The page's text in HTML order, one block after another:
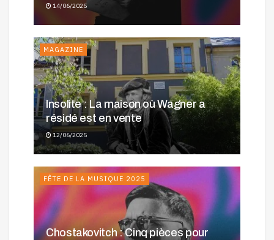
14/06/2025
MAGAZINE
Insolite : La maison où Wagner a
résidé est en vente
12/06/2025
FÊTE DE LA MUSIQUE 2025
Chostakovitch : Cinq pièces pour